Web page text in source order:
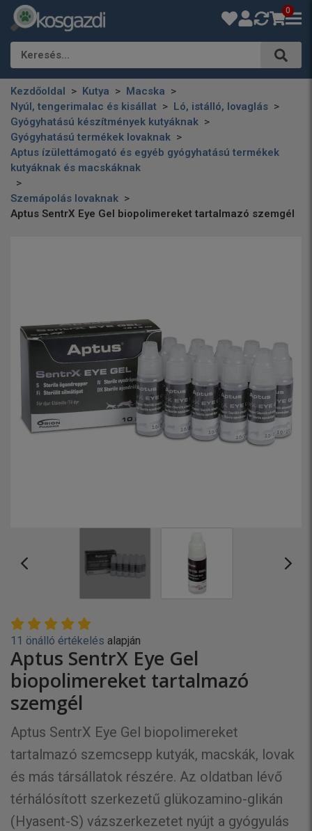
0
Keresés…
Kezdőoldal Kutya
Macska
Nyúl, tengerimalac és kisállat
Ló, istálló, lovaglás
Gyógyhatású készítmények kutyáknak
Gyógyhatású termékek lovaknak
Aptus ízülettámogató és egyéb gyógyhatású termékek
kutyáknak és macskáknak
Szemápolás lovaknak
Aptus SentrX Eye Gel biopolimereket tartalmazó szemgél
11 önálló értékelés alapján
Aptus SentrX Eye Gel
biopolimereket tartalmazó
szemgél
Aptus SentrX Eye Gel biopolimereket
tartalmazó szemcsepp kutyák, macskák, lovak
és más társállatok részére. Az oldatban lévő
térhálósított szerkezetű glükozamino-glikán
(Hyasent-S) vázszerkezetet nyújt a gyógyulás